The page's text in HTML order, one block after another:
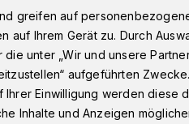
greifen auf
auf Ihrem Gerät zu. Durch
unter „Wir und unsere
aufgeführten
Einwilligung werden diese
Inhalte und Anzeigen